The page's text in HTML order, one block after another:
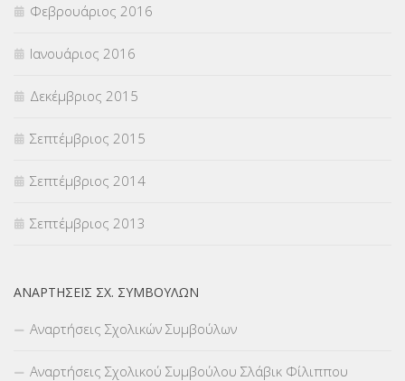
Φεβρουάριος 2016
Ιανουάριος 2016
Δεκέμβριος 2015
Σεπτέμβριος 2015
Σεπτέμβριος 2014
Σεπτέμβριος 2013
ΑΝΑΡΤΉΣΕΙΣ ΣΧ. ΣΥΜΒΟΎΛΩΝ
Αναρτήσεις Σχολικών Συμβούλων
Αναρτήσεις Σχολικού Συμβούλου Σλάβικ Φίλιππου